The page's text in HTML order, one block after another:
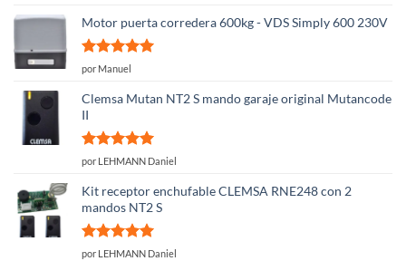
Motor puerta corredera 600kg - VDS Simply 600 230V
Valorado
por Manuel
Clemsa Mutan NT2 S mando garaje original Mutancode
II
Valorado
por LEHMANN Daniel
Kit receptor enchufable CLEMSA RNE248 con 2
mandos NT2 S
Valorado
por LEHMANN Daniel